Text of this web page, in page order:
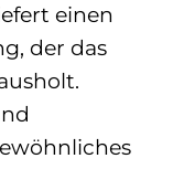
einen
der das